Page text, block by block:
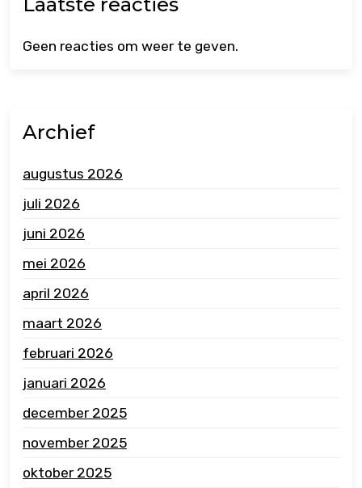
Laatste reacties
Geen reacties om weer te geven.
Archief
augustus 2026
juli 2026
juni 2026
mei 2026
april 2026
maart 2026
februari 2026
januari 2026
december 2025
november 2025
oktober 2025